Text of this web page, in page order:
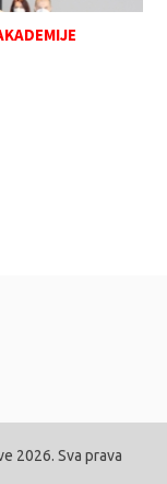
2026. Sva prava